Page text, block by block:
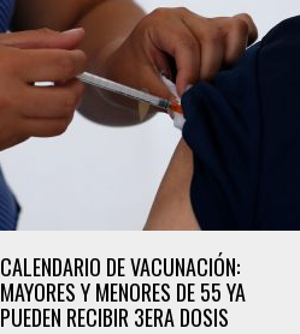
CALENDARIO DE VACUNACIÓN:
MAYORES Y MENORES DE 55 YA
PUEDEN RECIBIR 3ERA DOSIS